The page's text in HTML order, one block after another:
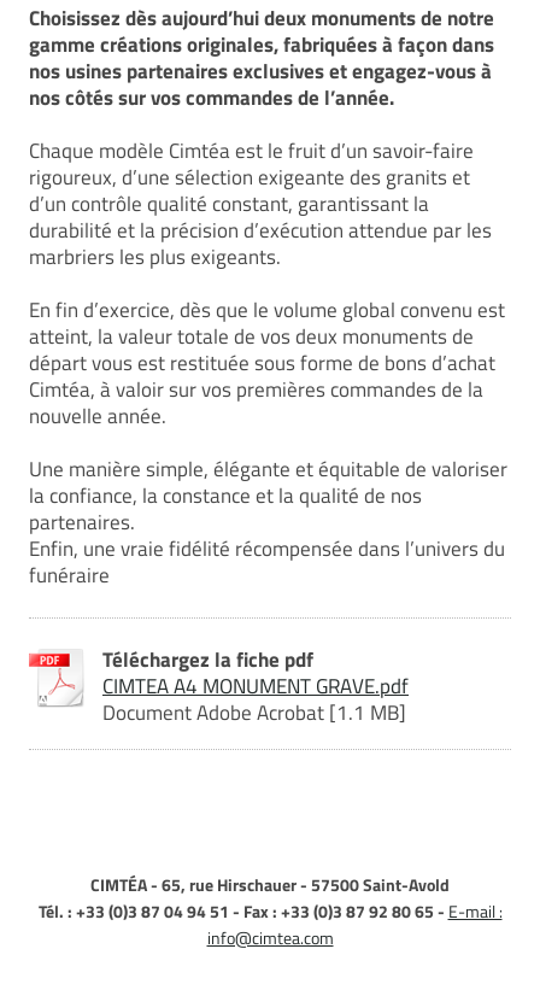
Choisissez dès aujourd’hui deux monuments de notre
gamme créations originales, fabriquées à façon dans
nos usines partenaires exclusives et engagez-vous à
nos côtés sur vos commandes de l’année.
Chaque modèle Cimtéa est le fruit d’un savoir-faire
rigoureux, d’une sélection exigeante des granits et
d’un contrôle qualité constant, garantissant la
durabilité et la précision d’exécution attendue par les
marbriers les plus exigeants.
En fin d’exercice, dès que le volume global convenu est
atteint, la valeur totale de vos deux monuments de
départ vous est restituée sous forme de bons d’achat
Cimtéa, à valoir sur vos premières commandes de la
nouvelle année.
Une manière simple, élégante et équitable de valoriser
la confiance, la constance et la qualité de nos
partenaires.
Enfin, une vraie fidélité récompensée dans l’univers du
funéraire
Téléchargez la fiche pdf
CIMTEA A4 MONUMENT GRAVE.pdf
Document Adobe Acrobat [1.1 MB]
CIMTÉA - 65, rue Hirschauer - 57500 Saint-Avold
Tél. : +33 (0)3 87 04 94 51 - Fax : +33 (0)3 87 92 80 65 - E-mail :
info@cimtea.com